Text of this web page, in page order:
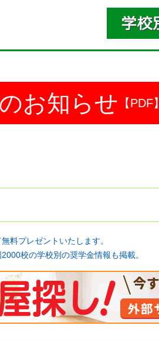
お知らせ 【PDF】
料プレゼントいたします。
校の学校別の奨学金情報も掲載。